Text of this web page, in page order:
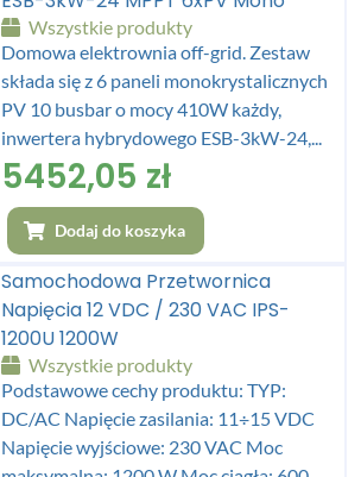
Wszystkie produkty
Domowa elektrownia off-grid. Zestaw
składa się z 6 paneli monokrystalicznych
PV 10 busbar o mocy 410W każdy,
inwertera hybrydowego ESB-3kW-24,...
5452,05 zł
Dodaj do koszyka
Samochodowa Przetwornica
Napięcia 12 VDC / 230 VAC IPS-
1200U 1200W
Wszystkie produkty
Podstawowe cechy produktu: TYP:
DC/AC Napięcie zasilania: 11÷15 VDC
Napięcie wyjściowe: 230 VAC Moc